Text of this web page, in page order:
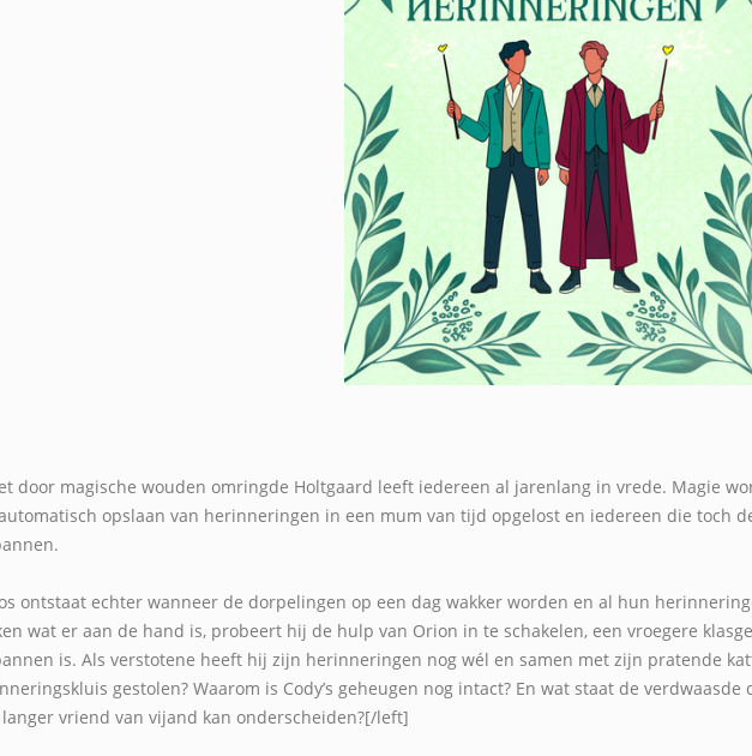
door magische wouden omringde Holtgaard leeft iedereen al jarenlang in vrede. Magie
opslaan van herinneringen in een mum van tijd opgelost en iedereen die toch
ontstaat echter wanneer de dorpelingen op een dag wakker worden en al hun
wat er aan de hand is, probeert hij de hulp van Orion in te schakelen, een vroegere
is. Als verstotene heeft hij zijn herinneringen nog wél en samen met zijn pratende
gestolen? Waarom is Cody’s geheugen nog intact? En wat staat de
vriend van vijand kan onderscheiden?[/left]